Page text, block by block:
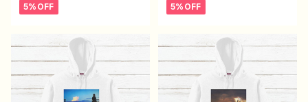
ース おすすめ 個性的
クリエイター 絵師 オリ
ジナル デザイン グッ
ズ 片面印刷 タイトル：斑
雪 作：アナ F-5
5%OFF
ース おすすめ 個性的
クリエイター 絵師 オリ
ジナル デザイン グッ
ズ 片面印刷 タイトル：氷
の記憶 作：アナ F-5
5%OFF